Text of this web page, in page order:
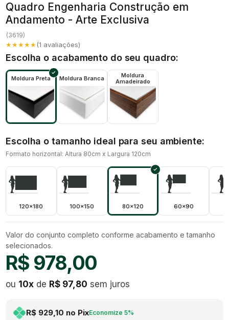
Quadro Engenharia Construção em
Andamento - Arte Exclusiva
(3619)
★★★★★(1 avaliações)
Escolha o acabamento do seu quadro:
Moldura Preta Moldura Branca
Moldura
Amadeirado
Escolha o tamanho ideal para seu ambiente:
Formato horizontal: Altura 80cm x Largura 120cm
120x180 100x150 80x120 60x90
Valor do conjunto completo conforme acabamento e tamanho
selecionados.
R$ 978,00
ou 10x de R$ 97,80 sem juros
R$ 929,10 no PixEconomize 5%